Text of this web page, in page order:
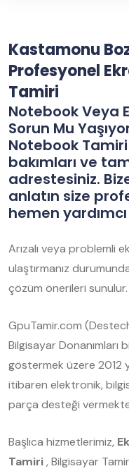
Kastamonu
Profesyonel
Tamiri
Notebook Veya
Sorun Mu
Notebook Tamiri
bakımları ve
adrestesiniz.
anlatın size
hemen
Arızalı veya problemli
ulaştırmanız
çözüm önerileri sunulur.
GpuTamir.com
Bilgisayar
göstermek üzere 2012
itibaren elektronik,
parça desteği
Başlıca hizmetlerimiz,
Tamiri, Bilgisayar